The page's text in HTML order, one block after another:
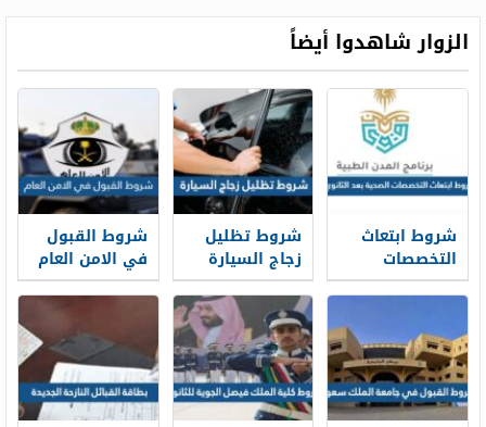
الزوار شاهدوا أيضاً
شروط ابتعاث
التخصصات
الصحية بعد
الثانوي 1448
شروط تظليل
زجاج السيارة
المرور السعودي
1448
شروط القبول
في الامن العام
1448